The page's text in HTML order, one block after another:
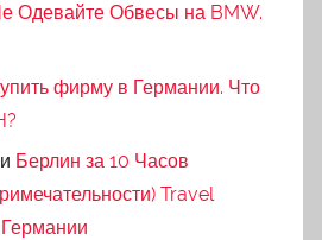
Одевайте Обвесы на BMW.
фирму в Германии. Что
Берлин за 10 Часов
Travel